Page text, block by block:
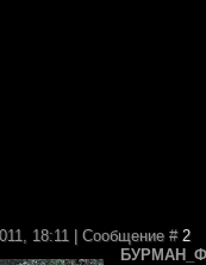
18:11 | Сообщение # 2